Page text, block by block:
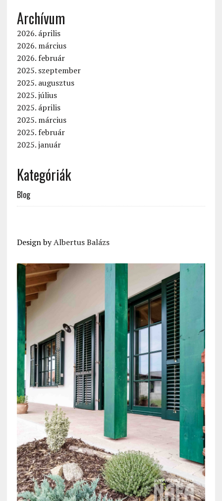
Archívum
2026. április
2026. március
2026. február
2025. szeptember
2025. augusztus
2025. július
2025. április
2025. március
2025. február
2025. január
Kategóriák
Blog
Design byAlbertus Balázs